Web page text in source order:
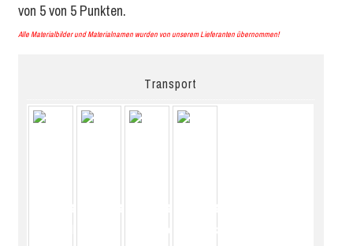
von 5von 5Punkten.
Alle Materialbilder und Materialnamen wurden von unserem Lieferanten übernommen!
Transport